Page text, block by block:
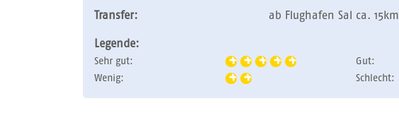
Transfer:
ab Flughafen Sal ca. 15km
Legende:
Sehr gut: Gut:
Wenig:
Schlecht: